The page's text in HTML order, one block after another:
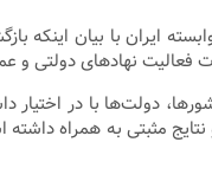
ایران با بیان
فعالیت نهادهای دولتی
دولت‌ها با در
مثبتی به همراه